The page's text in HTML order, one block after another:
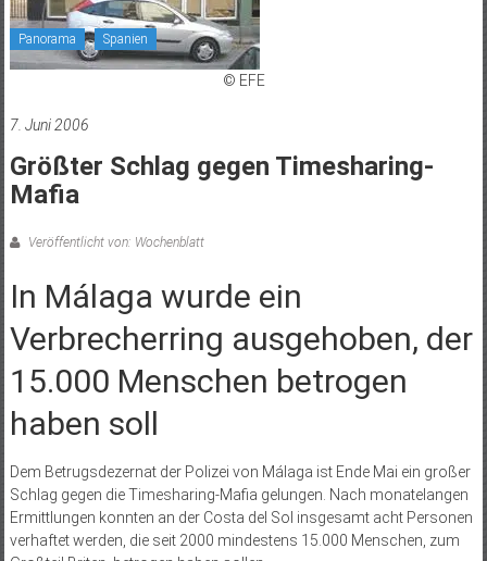
Panorama Spanien
© EFE
7. Juni 2006
Größter Schlag gegen Timesharing-
Mafia
Veröffentlicht von: Wochenblatt
In Málaga wurde ein
Verbrecherring ausgehoben, der
15.000 Menschen betrogen
haben soll
Dem Betrugsdezernat der Polizei von Málaga ist Ende Mai ein großer
Schlag gegen die Timesharing-Mafia gelungen. Nach monatelangen
Ermittlungen konnten an der Costa del Sol insgesamt acht Personen
verhaftet werden, die seit 2000 mindestens 15.000 Menschen, zum